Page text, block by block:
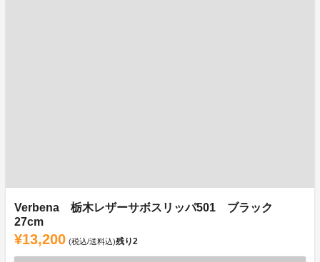
Verbena 栃木レザーサボスリッパ501 ブラック
27cm
¥13,200 (税込/送料込)残り2